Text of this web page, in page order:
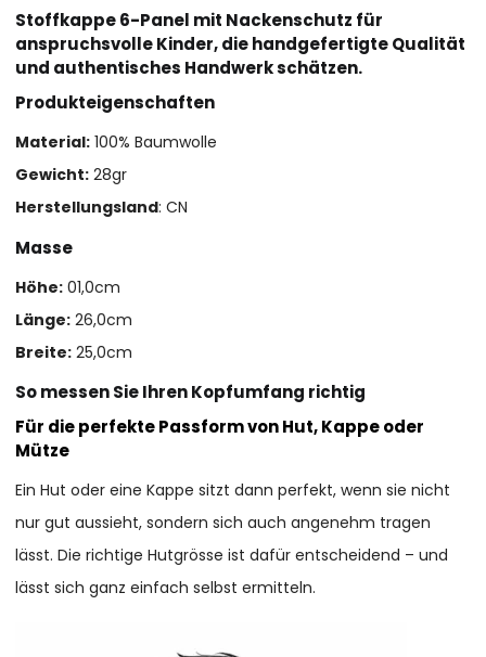
Stoffkappe 6-Panel mit Nackenschutz für
anspruchsvolle Kinder, die handgefertigte Qualität
und authentisches Handwerk schätzen.
Produkteigenschaften
Material: 100% Baumwolle
Gewicht: 28gr
Herstellungsland: CN
Masse
Höhe: 01,0cm
Länge: 26,0cm
Breite: 25,0cm
So messen Sie Ihren Kopfumfang richtig
Für die perfekte Passform von Hut, Kappe oder
Mütze
Ein Hut oder eine Kappe sitzt dann perfekt, wenn sie nicht
nur gut aussieht, sondern sich auch angenehm tragen
lässt. Die richtige Hutgrösse ist dafür entscheidend – und
lässt sich ganz einfach selbst ermitteln.